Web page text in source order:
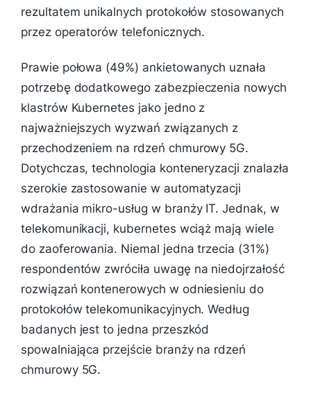
rezultatem unikalnych protokołów stosowanych
przez operatorów telefonicznych.
Prawie połowa (49%) ankietowanych uznała
potrzebę dodatkowego zabezpieczenia nowych
klastrów Kubernetes jako jedno z
najważniejszych wyzwań związanych z
przechodzeniem na rdzeń chmurowy 5G.
Dotychczas, technologia konteneryzacji znalazła
szerokie zastosowanie w automatyzacji
wdrażania mikro-usług w branży IT. Jednak, w
telekomunikacji, kubernetes wciąż mają wiele
do zaoferowania. Niemal jedna trzecia (31%)
respondentów zwróciła uwagę na niedojrzałość
rozwiązań kontenerowych w odniesieniu do
protokołów telekomunikacyjnych. Według
badanych jest to jedna przeszkód
spowalniająca przejście branży na rdzeń
chmurowy 5G.